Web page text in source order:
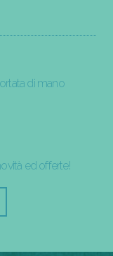
di mano
ed offerte!